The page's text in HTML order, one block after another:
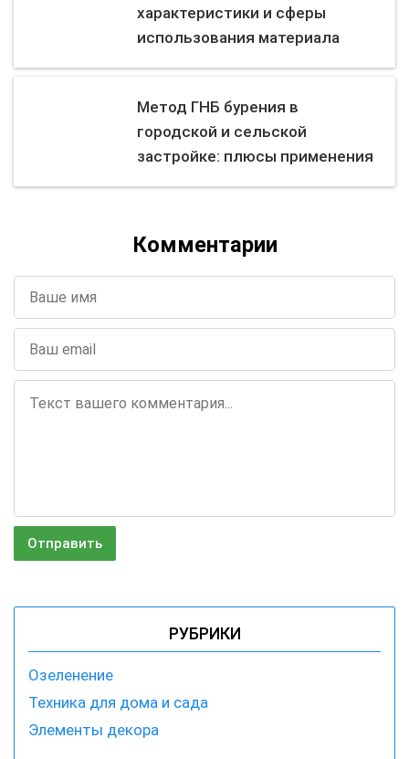
РУБРИКИ
Озеленение
Техника для дома и сада
Элементы декора
характеристики и сферы
использования материала
Метод ГНБ бурения в
городской и сельской
застройке: плюсы применения
Комментарии